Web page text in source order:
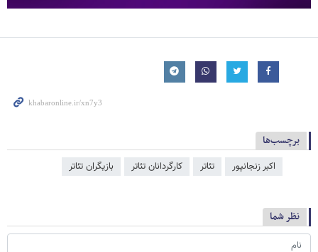
برچسب‌ها
اکبر زنجانپور تئاتر کارگردانان تئاتر بازیگران تئاتر
نظر شما